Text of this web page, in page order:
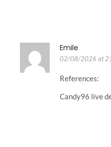
Emile
02/08/2026 at
References:
Candy96 live